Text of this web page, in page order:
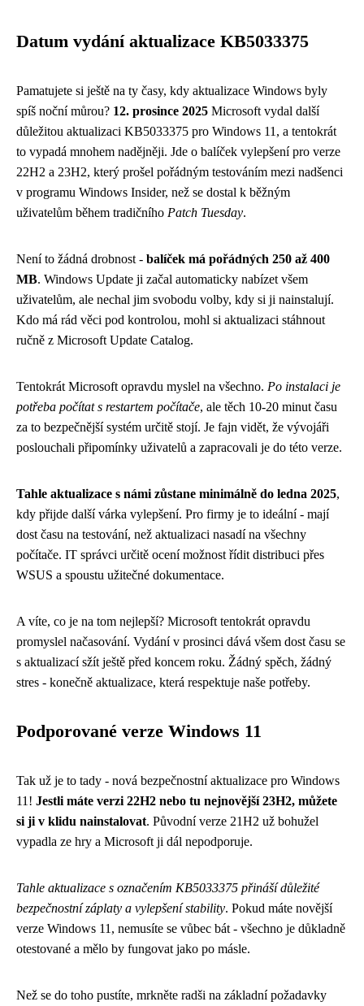
Datum vydání aktualizace KB5033375
Pamatujete si ještě na ty časy, kdy aktualizace Windows byly
spíš noční můrou? 12. prosince 2025 Microsoft vydal další
důležitou aktualizaci KB5033375 pro Windows 11, a tentokrát
to vypadá mnohem nadějněji. Jde o balíček vylepšení pro verze
22H2 a 23H2, který prošel pořádným testováním mezi nadšenci
v programu Windows Insider, než se dostal k běžným
uživatelům během tradičního Patch Tuesday.
Není to žádná drobnost - balíček má pořádných 250 až 400
MB. Windows Update ji začal automaticky nabízet všem
uživatelům, ale nechal jim svobodu volby, kdy si ji nainstalují.
Kdo má rád věci pod kontrolou, mohl si aktualizaci stáhnout
ručně z Microsoft Update Catalog.
Tentokrát Microsoft opravdu myslel na všechno. Po instalaci je
potřeba počítat s restartem počítače, ale těch 10-20 minut času
za to bezpečnější systém určitě stojí. Je fajn vidět, že vývojáři
poslouchali připomínky uživatelů a zapracovali je do této verze.
Tahle aktualizace s námi zůstane minimálně do ledna 2025,
kdy přijde další várka vylepšení. Pro firmy je to ideální - mají
dost času na testování, než aktualizaci nasadí na všechny
počítače. IT správci určitě ocení možnost řídit distribuci přes
WSUS a spoustu užitečné dokumentace.
A víte, co je na tom nejlepší? Microsoft tentokrát opravdu
promyslel načasování. Vydání v prosinci dává všem dost času se
s aktualizací sžít ještě před koncem roku. Žádný spěch, žádný
stres - konečně aktualizace, která respektuje naše potřeby.
Podporované verze Windows 11
Tak už je to tady - nová bezpečnostní aktualizace pro Windows
11! Jestli máte verzi 22H2 nebo tu nejnovější 23H2, můžete
si ji v klidu nainstalovat. Původní verze 21H2 už bohužel
vypadla ze hry a Microsoft ji dál nepodporuje.
Tahle aktualizace s označením KB5033375 přináší důležité
bezpečnostní záplaty a vylepšení stability. Pokud máte novější
verze Windows 11, nemusíte se vůbec bát - všechno je důkladně
otestované a mělo by fungovat jako po másle.
Než se do toho pustíte, mrkněte radši na základní požadavky